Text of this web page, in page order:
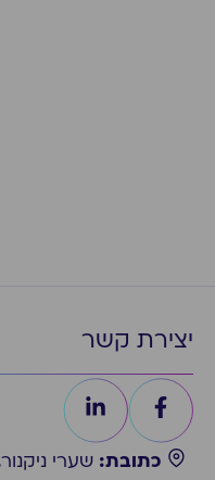
יצירת קשר
כתובת: שערי